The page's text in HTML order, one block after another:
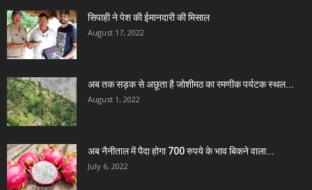
सिपाही ने पेश की ईमानदारी की मिसाल
August 17, 2022
अब तक सड़क से अछूता है जोशीमठ का रमणीक पर्यटक स्थल...
August 1, 2022
अब नैनीताल में पैदा होगा 700 रुपये के भाव बिकने वाला...
July 6, 2022